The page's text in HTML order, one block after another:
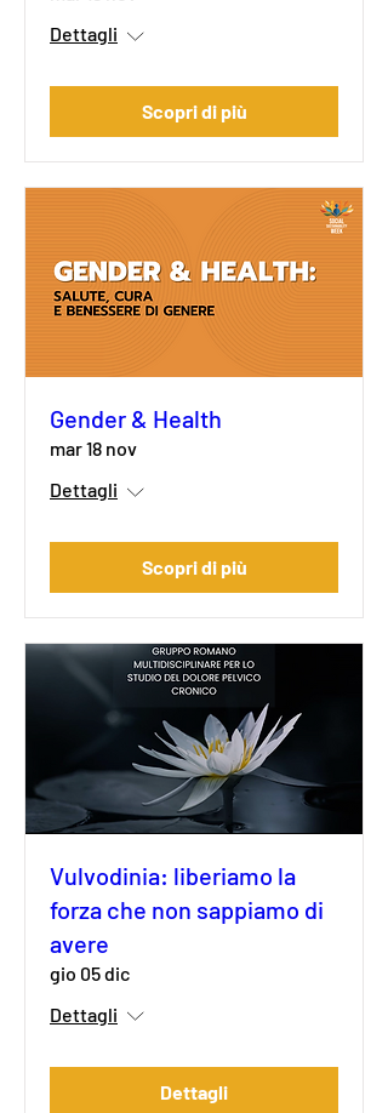
Dettagli
Scopri di più
Gender & Health
mar 18 nov
Dettagli
Scopri di più
Vulvodinia: liberiamo la
forza che non sappiamo di
avere
gio 05 dic
Dettagli
Dettagli